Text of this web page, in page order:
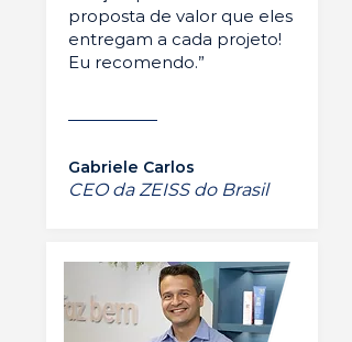
proposta de valor que eles
entregam a cada projeto!
Eu recomendo.”
Gabriele Carlos
CEO da ZEISS do Brasil